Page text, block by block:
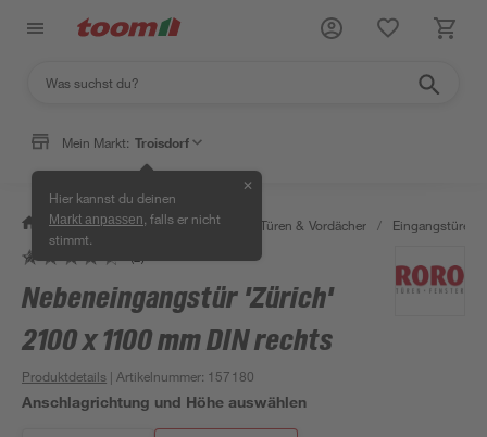
Mein Markt: Troisdorf
Hier kannst du deinen
Markt anpassen , falls er nicht
stimmt.
✕
/ Bauen & Renovieren / Fenster, Türen & Vordächer /
Eingangstüren
Nebeneingangstür 'Zürich'
2100 x 1100 mm DIN rechts
Produktdetails | Artikelnummer: 157180
Anschlagrichtung und Höhe auswählen